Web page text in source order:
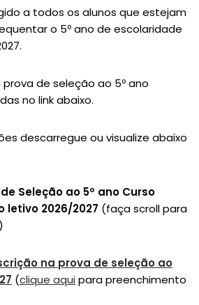
a todos os alunos que estejam
o 5º ano de escolaridade
de seleção ao 5º ano
no link abaixo.
descarregue ou visualize abaixo
Seleção ao 5º ano Curso
letivo 2026/2027 (faça scroll para
na prova de seleção ao
(clique aquipara preenchimento